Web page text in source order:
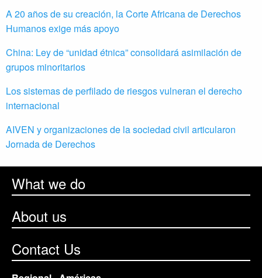
A 20 años de su creación, la Corte Africana de Derechos
Humanos exige más apoyo
China: Ley de “unidad étnica” consolidará asimilación de
grupos minoritarios
Los sistemas de perfilado de riesgos vulneran el derecho
internacional
AIVEN y organizaciones de la sociedad civil articularon
Jornada de Derechos
What we do
About us
Contact Us